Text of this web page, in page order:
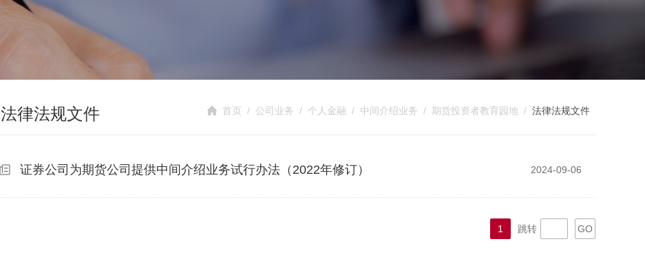
首页 / 公司业务 / 个人金融 / 中间介绍业务 / 期货投资者教育园地 / 法律法规文件
法律法规文件
证券公司为期货公司提供中间介绍业务试行办法（2022年修订） 2024-09-06
1 跳转 GO